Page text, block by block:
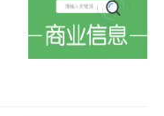
。健康减脂的
非极端节食。长
的代餐，会造